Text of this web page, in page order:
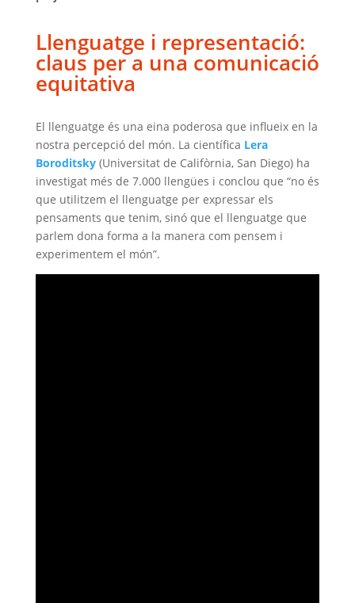
Llenguatge i representació:
claus per a una comunicació
equitativa
El llenguatge és una eina poderosa que influeix en la
nostra percepció del món. La científica Lera
Boroditsky (Universitat de Califòrnia, San Diego) ha
investigat més de 7.000 llengües i conclou que “no és
que utilitzem el llenguatge per expressar els
pensaments que tenim, sinó que el llenguatge que
parlem dona forma a la manera com pensem i
experimentem el món”.